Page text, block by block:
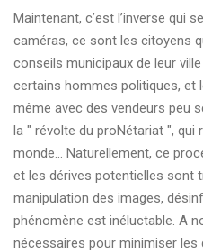
Maintenant, c’est l’inverse qui
caméras, ce sont les citoyens
conseils municipaux de leur
certains hommes politiques,
même avec des vendeurs peu
la " révolte du proNétariat ", qui
monde... Naturellement, ce
et les dérives potentielles sont
manipulation des images,
phénomène est inéluctable. A
nécessaires pour minimiser les